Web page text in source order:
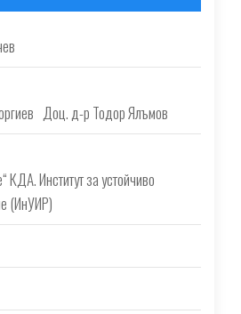
Доц. д-р Тодор Ялъмов
КДА. Институт за устойчиво
(ИнУИР)